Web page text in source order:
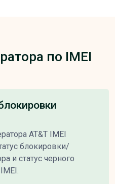
по IMEI
AT&T IMEI
блокировки/
и статус черного